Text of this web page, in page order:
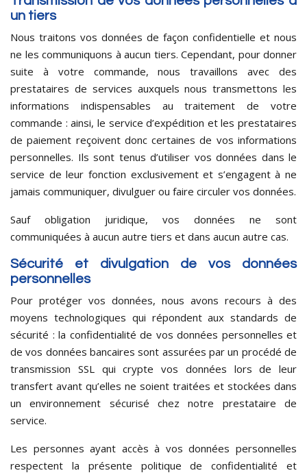
un tiers
Nous traitons vos données de façon confidentielle et nous
ne les communiquons à aucun tiers. Cependant, pour donner
suite à votre commande, nous travaillons avec des
prestataires de services auxquels nous transmettons les
informations indispensables au traitement de votre
commande : ainsi, le service d’expédition et les prestataires
de paiement reçoivent donc certaines de vos informations
personnelles. Ils sont tenus d’utiliser vos données dans le
service de leur fonction exclusivement et s’engagent à ne
jamais communiquer, divulguer ou faire circuler vos données.
Sauf obligation juridique, vos données ne sont
communiquées à aucun autre tiers et dans aucun autre cas.
Sécurité et divulgation de vos données
personnelles
Pour protéger vos données, nous avons recours à des
moyens technologiques qui répondent aux standards de
sécurité : la confidentialité de vos données personnelles et
de vos données bancaires sont assurées par un procédé de
transmission SSL qui crypte vos données lors de leur
transfert avant qu’elles ne soient traitées et stockées dans
un environnement sécurisé chez notre prestataire de
service.
Les personnes ayant accès à vos données personnelles
respectent la présente politique de confidentialité et